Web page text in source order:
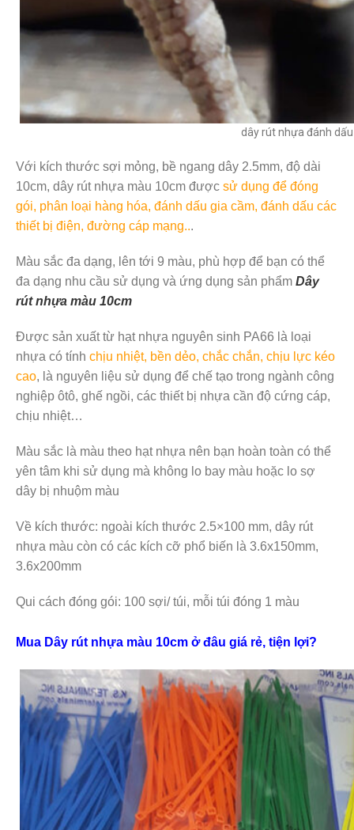
dây rút nhựa đánh
Với kích thước sợi mỏng, bề ngang dây 2.5mm, độ dài
10cm, dây rút nhựa màu 10cm được sử dụng để đóng
gói, phân loại hàng hóa, đánh dấu gia cầm, đánh dấu các
thiết bị điện, đường cáp mạng...
Màu sắc đa dạng, lên tới 9 màu, phù hợp để bạn có thể
đa dạng nhu cầu sử dụng và ứng dụng sản phẩm Dây
rút nhựa màu 10cm
Được sản xuất từ hạt nhựa nguyên sinh PA66 là loại
nhựa có tính chịu nhiệt, bền dẻo, chắc chắn, chịu lực kéo
cao, là nguyên liệu sử dụng để chế tạo trong ngành công
nghiệp ôtô, ghế ngồi, các thiết bị nhựa cần độ cứng cáp,
chịu nhiệt…
Màu sắc là màu theo hạt nhựa nên bạn hoàn toàn có thể
yên tâm khi sử dụng mà không lo bay màu hoặc lo sợ
dây bị nhuộm màu
Về kích thước: ngoài kích thước 2.5×100 mm, dây rút
nhựa màu còn có các kích cỡ phổ biến là 3.6x150mm,
3.6x200mm
Qui cách đóng gói: 100 sợi/ túi, mỗi túi đóng 1 màu
Mua Dây rút nhựa màu 10cm ở đâu giá rẻ, tiện lợi?